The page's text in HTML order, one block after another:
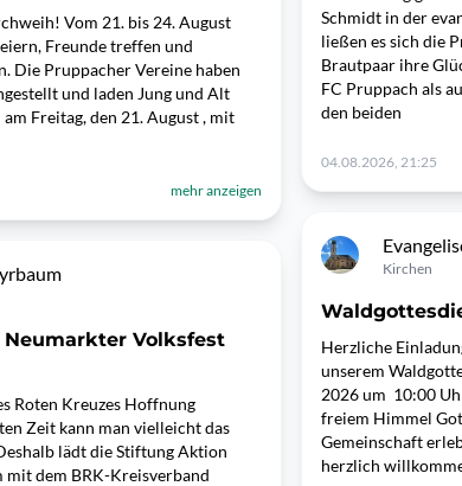
Vom 21. bis 24. August
Freunde treffen und
Die Pruppacher Vereine haben
und laden Jung und Alt
Freitag, den 21. August , mit
mehr anzeigen
Volksfest
Roten Kreuzes Hoffnung
Zeit kann man vielleicht das
lädt die Stiftung Aktion
mit dem BRK-Kreisverband
Schmidt in der
ließen es sich die
Brautpaar ihre
FC Pruppach als
den beiden
04.08.2026, 21:25
Kirchen
Herzliche
unserem
2026 um 10:00
freiem Himmel
Gemeinschaft
herzlich